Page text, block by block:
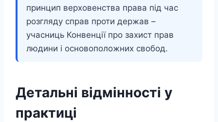
принцип верховенства права під час
розгляду справ проти держав –
учасниць Конвенції про захист прав
людини і основоположних свобод.
Детальні відмінності у
практиці